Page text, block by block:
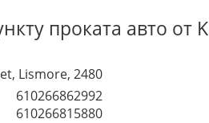
проката авто от
Lismore, 2480
610266862992
610266815880